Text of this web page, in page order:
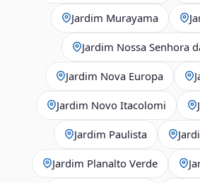
Jardim Murayama
Jardim Nossa Senhora
Jardim Nova Europa
Jardim Novo Itacolomi
Jardim Paulista
Jardim Planalto Verde